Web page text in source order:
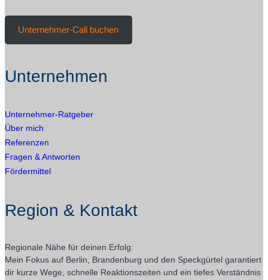
Unternehmer-Call buchen
Unternehmen
Unternehmer-Ratgeber
Über mich
Referenzen
Fragen & Antworten
Fördermittel
Region & Kontakt
Regionale Nähe für deinen Erfolg:
Mein Fokus auf Berlin, Brandenburg und den Speckgürtel garantiert
dir kurze Wege, schnelle Reaktionszeiten und ein tiefes Verständnis